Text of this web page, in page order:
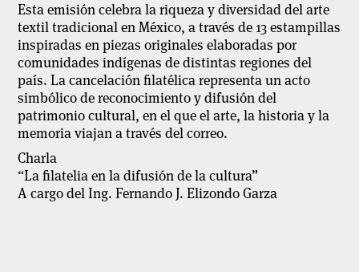
Esta emisión celebra la riqueza y diversidad del arte
textil tradicional en México, a través de 13 estampillas
inspiradas en piezas originales elaboradas por
comunidades indígenas de distintas regiones del
país. La cancelación filatélica representa un acto
simbólico de reconocimiento y difusión del
patrimonio cultural, en el que el arte, la historia y la
memoria viajan a través del correo.
Charla
“La filatelia en la difusión de la cultura”
A cargo del Ing. Fernando J. Elizondo Garza